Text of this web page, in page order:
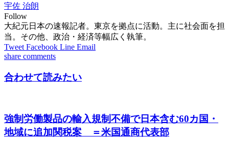
宇佐 治朗
Follow
大紀元日本の速報記者。東京を拠点に活動。主に社会面を担
当。その他、政治・経済等幅広く執筆。
Tweet Facebook Line Email
share comments
合わせて読みたい
強制労働製品の輸入規制不備で日本含む60カ国・
地域に追加関税案 ＝米国通商代表部